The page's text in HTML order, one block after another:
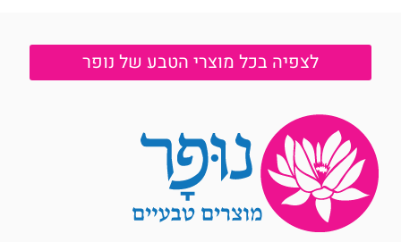
לצפיה בכל מוצרי הטבע של נופר